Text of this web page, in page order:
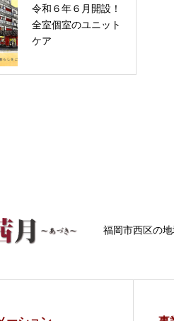
令和６年６月開設！
全室個室のユニット
ケア
福岡市西区の